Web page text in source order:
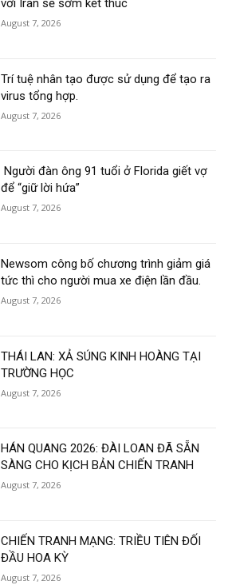
với Iran sẽ sớm kết thúc
August 7, 2026
Trí tuệ nhân tạo được sử dụng để tạo ra
virus tổng hợp.
August 7, 2026
Người đàn ông 91 tuổi ở Florida giết vợ
để “giữ lời hứa”
August 7, 2026
Newsom công bố chương trình giảm giá
tức thì cho người mua xe điện lần đầu.
August 7, 2026
THÁI LAN: XẢ SÚNG KINH HOÀNG TẠI
TRƯỜNG HỌC
August 7, 2026
HÁN QUANG 2026: ĐÀI LOAN ĐÃ SẴN
SÀNG CHO KỊCH BẢN CHIẾN TRANH
August 7, 2026
CHIẾN TRANH MẠNG: TRIỀU TIÊN ĐỐI
ĐẦU HOA KỲ
August 7, 2026